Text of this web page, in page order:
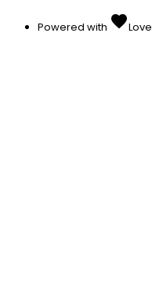
Powered with favoriteLove